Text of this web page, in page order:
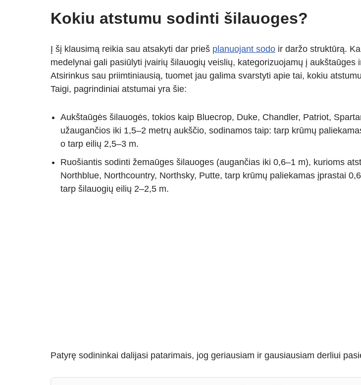
Kokiu atstumu sodinti šilauoges?
Į šį klausimą reikia sau atsakyti dar prieš planuojant sodo ir daržo struktūrą.
medelynai gali pasiūlyti įvairių šilauogių veislių, kategorizuojamų į aukštaūges
Atsirinkus sau priimtiniausią, tuomet jau galima svarstyti apie tai, kokiu
Taigi, pagrindiniai atstumai yra šie:
Aukštaūgės šilauogės, tokios kaip Bluecrop, Duke, Chandler, Patriot,
užaugančios iki 1,5–2 metrų aukščio, sodinamos taip: tarp krūmų
o tarp eilių 2,5–3 m.
Ruošiantis sodinti žemaūges šilauoges (augančias iki 0,6–1 m), kurioms
Northblue, Northcountry, Northsky, Putte, tarp krūmų paliekamas įprastai
tarp šilauogių eilių 2–2,5 m.
Patyrę sodininkai dalijasi patarimais, jog geriausiam ir gausiausiam derliui